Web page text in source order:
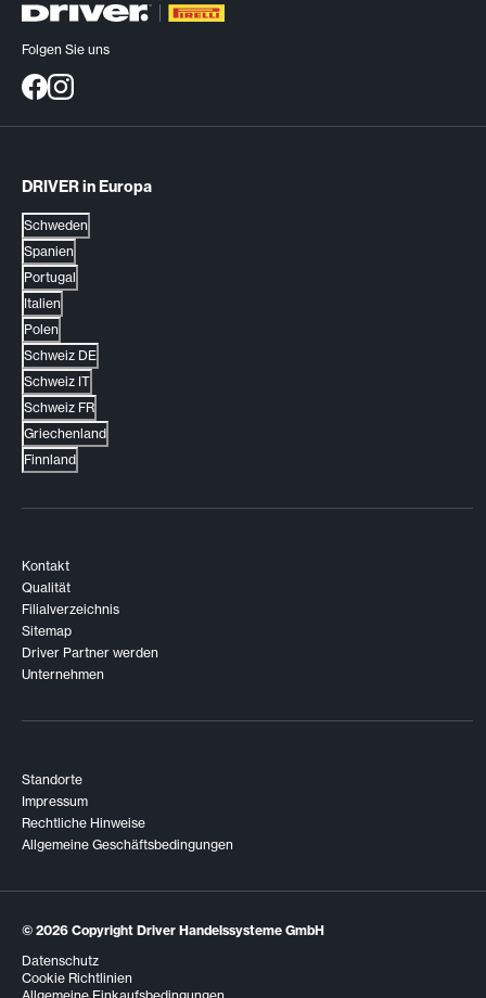
Folgen Sie uns
DRIVER in Europa
Schweden
Spanien
Portugal
Italien
Polen
Schweiz DE
Schweiz IT
Schweiz FR
Griechenland
Finnland
Kontakt
Qualität
Filialverzeichnis
Sitemap
Driver Partner werden
Unternehmen
Standorte
Impressum
Rechtliche Hinweise
Allgemeine Geschäftsbedingungen
© 2026 Copyright Driver Handelssysteme GmbH
Datenschutz
Cookie Richtlinien